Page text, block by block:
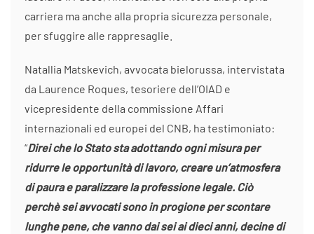
carriera ma anche alla propria sicurezza personale,
per sfuggire alle rappresaglie.
Natallia Matskevich, avvocata bielorussa, intervistata
da Laurence Roques, tesoriere dell’OIAD e
vicepresidente della commissione Affari
internazionali ed europei del CNB, ha testimoniato:
“Direi che lo Stato sta adottando ogni misura per
ridurre le opportunità di lavoro, creare un’atmosfera
di paura e paralizzare la professione legale. Ciò
perchè sei avvocati sono in progione per scontare
lunghe pene, che vanno dai sei ai dieci anni, decine di